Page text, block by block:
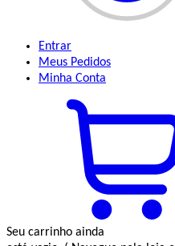
Entrar
Meus Pedidos
Minha Conta
Seu carrinho ainda